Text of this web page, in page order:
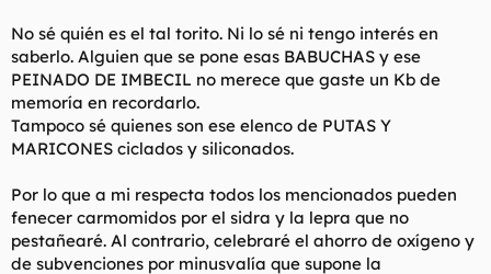
Periolisto y cómo diría un paisano de la Ejàña profunda "UN
PEDASO DE MARICÓN"
Pues bien:
No sé quién es el tal torito. Ni lo sé ni tengo interés en
saberlo. Alguien que se pone esas BABUCHAS y ese
PEINADO DE IMBECIL no merece que gaste un Kb de
memoría en recordarlo.
Tampoco sé quienes son ese elenco de PUTAS Y
MARICONES ciclados y siliconados.
Por lo que a mi respecta todos los mencionados pueden
fenecer carmomidos por el sidra y la lepra que no
pestañearé. Al contrario, celebraré el ahorro de oxígeno y
de subvenciones por minusvalía que supone la